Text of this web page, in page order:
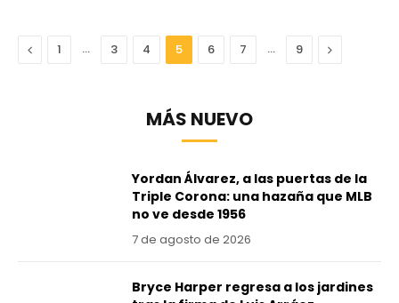
Anterior
1 … 3 4 5 6 7 … 9 Next
MÁS NUEVO
Yordan Álvarez, a las puertas de la
Triple Corona: una hazaña que MLB
no ve desde 1956
7 de agosto de 2026
Bryce Harper regresa a los jardines